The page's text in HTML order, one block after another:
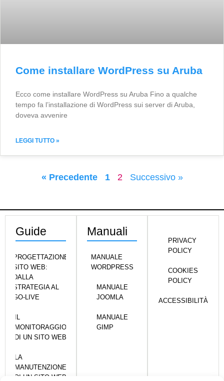
Come installare WordPress su Aruba
Ecco come installare WordPress su Aruba Fino a qualche
tempo fa l’installazione di WordPress sui server di Aruba,
doveva avvenire
LEGGI TUTTO »
« Precedente 1 2 Successivo »
Guide
PROGETTAZIONE
SITO WEB:
DALLA
STRATEGIA AL
GO-LIVE
IL
MONITORAGGIO
DI UN SITO WEB
LA
MANUTENZIONE
DI UN SITO WEB
Manuali
MANUALE
WORDPRESS
MANUALE
JOOMLA
MANUALE
GIMP
PRIVACY
POLICY
COOKIES
POLICY
ACCESSIBILITÀ